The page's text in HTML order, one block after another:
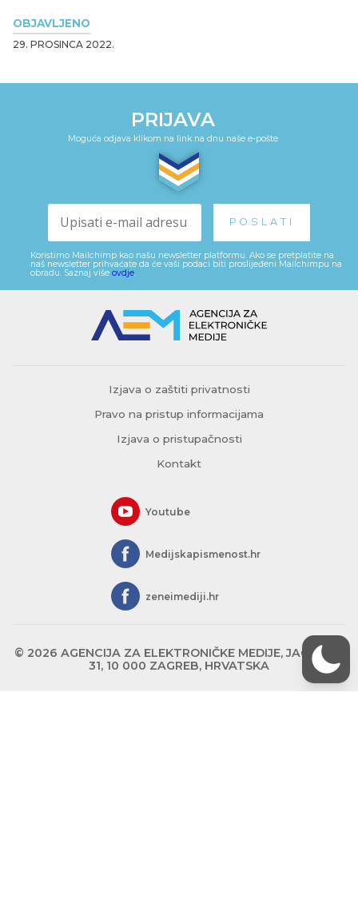
OBJAVLJENO
29. PROSINCA 2022.
PRIJAVA
Moguća odjava klikom na link na dnu naše e-pošte
Koristimo Mailchimp kao našu newsletter platformu. Ako se pretplatite na
naš newsletter prihvaćate da će vaši podaci biti proslijeđeni Mailchimpu na
obradu. Saznaj više ovdje
Izjava o zaštiti privatnosti
Pravo na pristup informacijama
Izjava o pristupačnosti
Kontakt
Youtube
Medijskapismenost.hr
zeneimediji.hr
© 2026 AGENCIJA ZA ELEKTRONIČKE MEDIJE, JAGIĆEVA
31, 10 000 ZAGREB, HRVATSKA